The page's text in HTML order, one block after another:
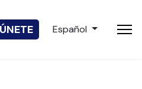
ÚNETE Seleccione su
Español